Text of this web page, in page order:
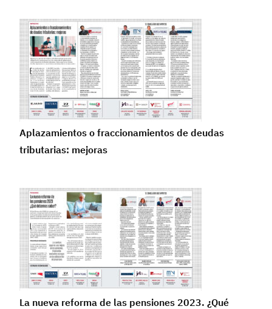
Aplazamientos o fraccionamientos de deudas
tributarias: mejoras
La nueva reforma de las pensiones 2023. ¿Qué